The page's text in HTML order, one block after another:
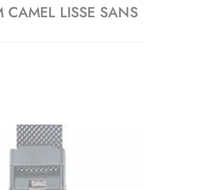
CAMEL LISSE SANS